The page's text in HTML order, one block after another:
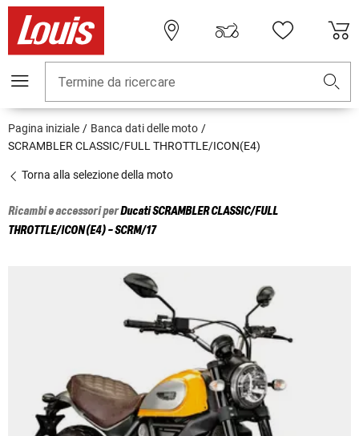
Termine da ricercare
Pagina iniziale
Banca dati delle moto
SCRAMBLER CLASSIC/FULL THROTTLE/ICON(E4)
Torna alla selezione della moto
Ricambi e accessori perDucatiSCRAMBLER CLASSIC/FULL
THROTTLE/ICON(E4) - SCRM/17